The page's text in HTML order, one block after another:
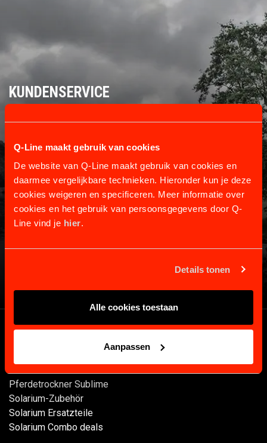
Q-Line maakt gebruik van cookies
De website van Q-Line maakt gebruik van cookies en
daarmee vergelijkbare technieken. Hieronder kun je deze
cookies weigeren en specificeren. Meer informatie over
cookies en het gebruik van persoonsgegevens door Q-
Line vind je hier.
Details tonen
Alle cookies toestaan
Aanpassen
KUNDENSERVICE
Zahlung und Garantie
Über uns
Kontakt
Pferdetrockner Sublime
Solarium-Zubehör
Solarium Ersatzteile
Solarium Combo deals